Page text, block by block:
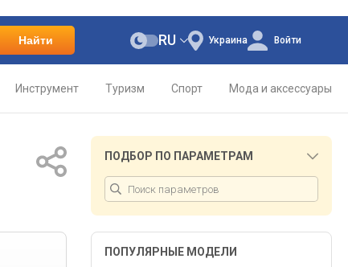
Найти Украина
RU Войти
Инструмент Туризм Спорт Мода и аксессуары
ПОДБОР ПО ПАРАМЕТРАМ
ПОПУЛЯРНЫЕ МОДЕЛИ